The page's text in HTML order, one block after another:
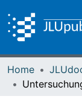
Home